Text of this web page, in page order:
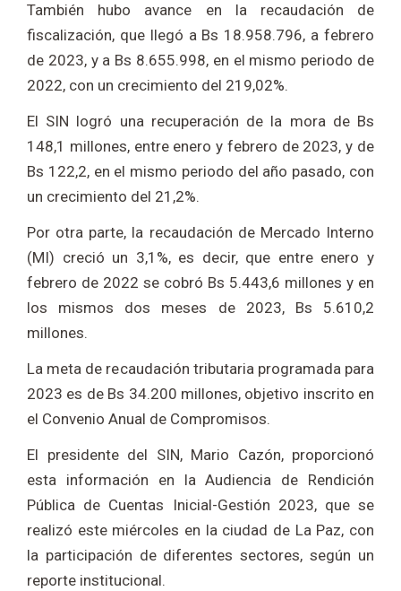
También hubo avance en la recaudación de
fiscalización, que llegó a Bs 18.958.796, a febrero
de 2023, y a Bs 8.655.998, en el mismo periodo de
2022, con un crecimiento del 219,02%.
El SIN logró una recuperación de la mora de Bs
148,1 millones, entre enero y febrero de 2023, y de
Bs 122,2, en el mismo periodo del año pasado, con
un crecimiento del 21,2%.
Por otra parte, la recaudación de Mercado Interno
(MI) creció un 3,1%, es decir, que entre enero y
febrero de 2022 se cobró Bs 5.443,6 millones y en
los mismos dos meses de 2023, Bs 5.610,2
millones.
La meta de recaudación tributaria programada para
2023 es de Bs 34.200 millones, objetivo inscrito en
el Convenio Anual de Compromisos.
El presidente del SIN, Mario Cazón, proporcionó
esta información en la Audiencia de Rendición
Pública de Cuentas Inicial-Gestión 2023, que se
realizó este miércoles en la ciudad de La Paz, con
la participación de diferentes sectores, según un
reporte institucional.